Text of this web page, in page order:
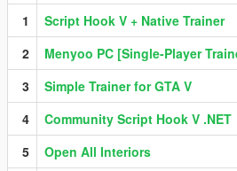
1
Script Hook V + Native Trainer
2
Menyoo PC [Single-Player
3
Simple Trainer for GTA V
4
Community Script Hook V .NET
5
Open All Interiors